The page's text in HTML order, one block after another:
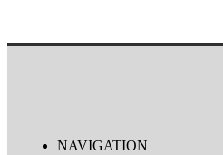
NAVIGATION